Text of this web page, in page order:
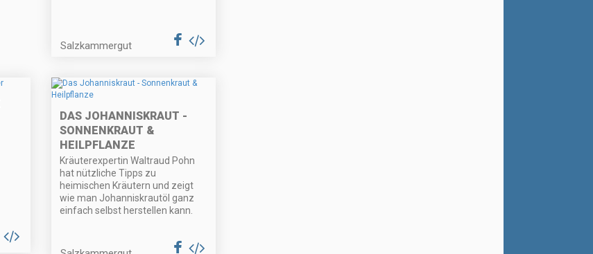
Salzkammergut
DAS JOHANNISKRAUT -
SONNENKRAUT &
HEILPFLANZE
Kräuterexpertin Waltraud Pohn
hat nützliche Tipps zu
heimischen Kräutern und zeigt
wie man Johanniskrautöl ganz
einfach selbst herstellen kann.